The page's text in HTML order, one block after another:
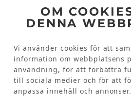
OM
DENNA
Vi använder cookies för att
information om webbplatsens
användning, för att förbättra
till sociala medier och för att
anpassa innehåll och annonser.
Kundinformation
VANLIGA FRÅGOR